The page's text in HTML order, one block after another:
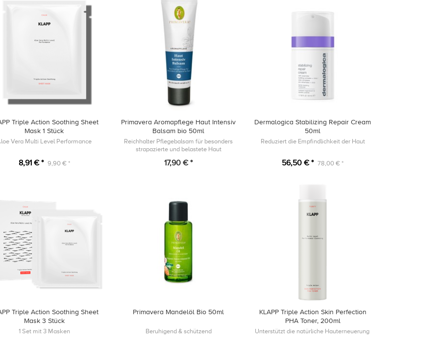
Triple Action Soothing Sheet
Mask 1 Stück
Vera Multi Level Performance
8,91 € * 9,90 € *
Primavera Aromapflege Haut Intensiv
Balsam bio 50ml
Reichhalter Pflegebalsam für besonders
strapazierte und belastete Haut
17,90 € *
Dermalogica Stabilizing Repair Cream
50ml
Reduziert die Empfindlichkeit der Haut
56,50 € * 78,00 € *
Triple Action Soothing Sheet
Mask 3 Stück
1 Set mit 3 Masken
Primavera Mandelöl Bio 50ml
Beruhigend & schützend
KLAPP Triple Action Skin Perfection
PHA Toner, 200ml
Unterstützt die natürliche Hauterneuerung ​